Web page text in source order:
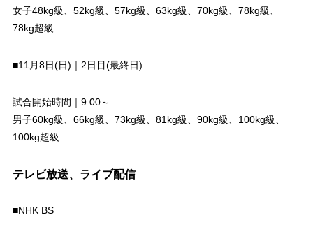
女子48kg級、52kg級、57kg級、63kg級、70kg級、78kg級、
78kg超級
■11月8日(日)｜2日目(最終日)
試合開始時間｜9:00～
男子60kg級、66kg級、73kg級、81kg級、90kg級、100kg級、
100kg超級
テレビ放送、ライブ配信
■NHK BS